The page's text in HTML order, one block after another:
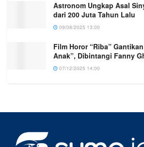
Astronom Ungkap Asal
dari 200 Juta Tahun Lalu
09/08/2025 13:00
Film Horor “Riba”
Anak”, Dibintangi Fanny
07/12/2025 14:00